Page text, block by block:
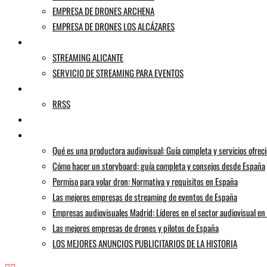
EMPRESA DE DRONES ARCHENA
EMPRESA DE DRONES LOS ALCÁZARES
STREAMING ALICANTE
SERVICIO DE STREAMING PARA EVENTOS
RRSS
Qué es una productora audiovisual: Guía completa y servicios
Cómo hacer un storyboard: guía completa y consejos desde España
Permiso para volar dron: Normativa y requisitos en España
Las mejores empresas de streaming de eventos de España
Empresas audiovisuales Madrid: Líderes en el sector audiovisual
Las mejores empresas de drones y pilotos de España
LOS MEJORES ANUNCIOS PUBLICITARIOS DE LA HISTORIA